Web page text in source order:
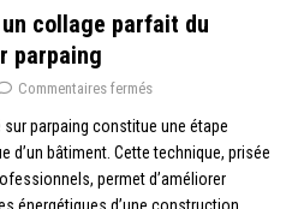
collage parfait du
parpaing
Commentaires fermés
parpaing constitue une étape
d’un bâtiment. Cette technique, prisée
permet d’améliorer